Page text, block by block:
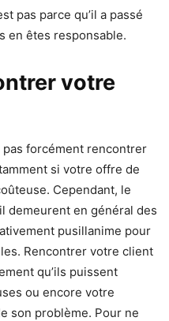
pas parce qu’il a passé
en êtes responsable.
votre
forcément rencontrer
si votre offre de
Cependant, le
demeurent en général des
pusillanime pour
Rencontrer votre client
qu’ils puissent
ou encore votre
son problème. Pour ne